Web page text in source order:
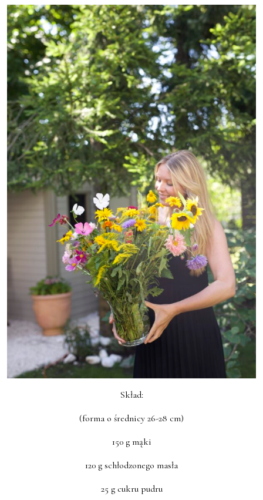
Skład:
(forma o średnicy 26-28 cm)
150 g mąki
120 g schłodzonego masła
25 g cukru pudru